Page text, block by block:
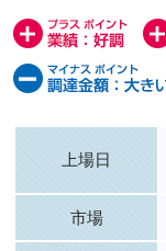
上場日
市場